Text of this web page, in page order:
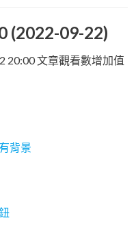
(2022-09-22)
20:00 文章觀看數增加值
背景